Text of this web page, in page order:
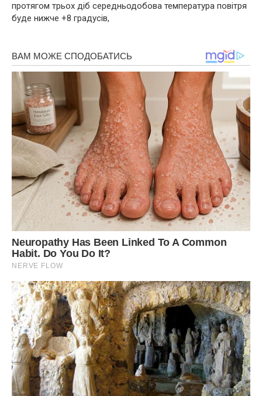
протягом трьох діб середньодобова температура повітря
буде нижче +8 градусів,